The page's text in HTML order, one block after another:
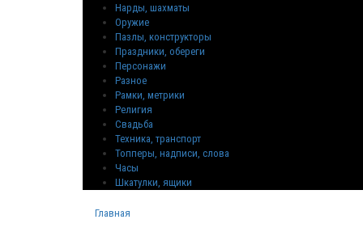
Нарды, шахматы
Оружие
Пазлы, конструкторы
Праздники, обереги
Персонажи
Разное
Рамки, метрики
Религия
Свадьба
Техника, транспорт
Топперы, надписи, слова
Часы
Шкатулки, ящики
Главная